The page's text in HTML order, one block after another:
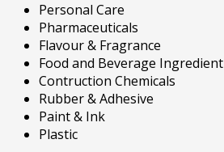
Personal Care
Pharmaceuticals
Flavour & Fragrance
Food and Beverage Ingredient
Contruction Chemicals
Rubber & Adhesive
Paint & Ink
Plastic